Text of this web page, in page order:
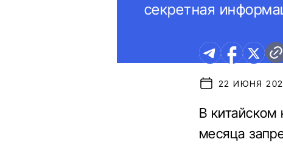
секретная
22 ИЮНЯ
В китайском
месяца